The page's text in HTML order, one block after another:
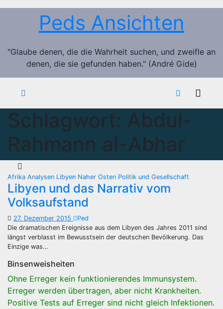
Zum
Peds Ansichten
"Glaube denen, die die Wahrheit suchen, und zweifle an
denen, die sie gefunden haben." (André Gide)
Schlagwort: Abdul-
Rahmann al-Abhar
Afrika Analysen Libyen Naher Osten Politik und Gesellschaft
Libyen und das Narrativ vom
Volksaufstand
27. Dezember 2015
Ped
Die dramatischen Ereignisse aus dem Libyen des Jahres 2011 sind
längst verblasst im Bewusstsein der deutschen Bevölkerung. Das
Einzige was…
Binsenweisheiten
Ohne Erreger kein funktionierendes Immunsystem.
Erreger werden übertragen, aber nicht Krankheiten.
Positive Tests auf Erreger sind nicht gleich Infektionen.